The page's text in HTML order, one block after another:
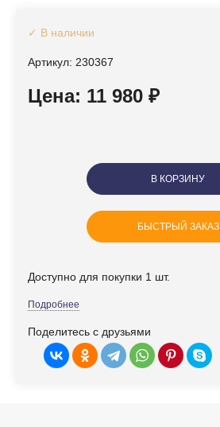
✓ В наличии
Артикул: 230367
Цена: 11 980 ₽
В КОРЗИНУ
БЫСТРЫЙ ЗАКАЗ
Доступно для покупки 1 шт.
Подробнее
Поделитесь с друзьями